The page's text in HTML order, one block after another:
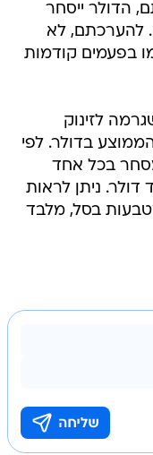
הדולר ייסחר
של 4.4-4.5 שקלים. להערכתם, לא
בפעמים קודמות
לזינוק
בדולר. לפי
בכל אחד
בכ-1.2 מיליארד דולר. ניתן לראות
בסל, מלבד